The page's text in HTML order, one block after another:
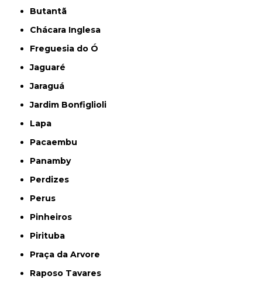
Butantã
Chácara Inglesa
Freguesia do Ó
Jaguaré
Jaraguá
Jardim Bonfiglioli
Lapa
Pacaembu
Panamby
Perdizes
Perus
Pinheiros
Pirituba
Praça da Arvore
Raposo Tavares